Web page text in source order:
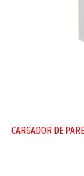
CARGADOR DE